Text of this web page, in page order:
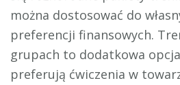
można dostosować do
preferencji finansowych.
grupach to dodatkowa
preferują ćwiczenia w